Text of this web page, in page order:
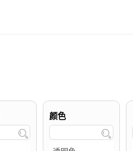

颜色
